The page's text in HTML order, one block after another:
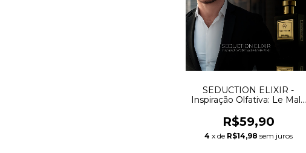
SEDUCTION ELIXIR -
Inspiração Olfativa: Le Male
R$59,90
4 x de R$14,98 sem juros